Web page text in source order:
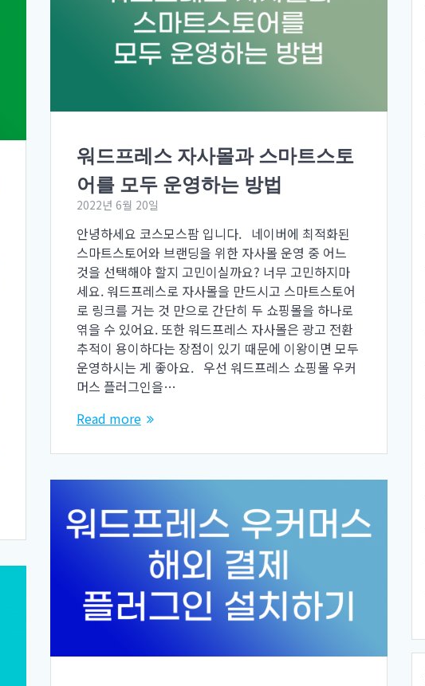
워드프레스 자사몰과 스마트스토
어를 모두 운영하는 방법
2022년 6월 20일
안녕하세요 코스모스팜 입니다. 네이버에 최적화된
스마트스토어와 브랜딩을 위한 자사몰 운영 중 어느
것을 선택해야 할지 고민이실까요? 너무 고민하지마
세요. 워드프레스로 자사몰을 만드시고 스마트스토어
로 링크를 거는 것 만으로 간단히 두 쇼핑몰을 하나로
엮을 수 있어요. 또한 워드프레스 자사몰은 광고 전환
추적이 용이하다는 장점이 있기 때문에 이왕이면 모두
운영하시는 게 좋아요. 우선 워드프레스 쇼핑몰 우커
머스 플러그인을…
Read more